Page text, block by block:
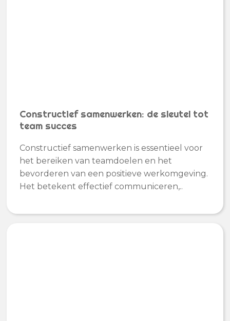
Constructief samenwerken: de sleutel tot
team succes
Constructief samenwerken is essentieel voor
het bereiken van teamdoelen en het
bevorderen van een positieve werkomgeving.
Het betekent effectief communiceren,..